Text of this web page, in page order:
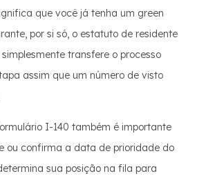
que você já tenha um green
por si só, o estatuto de residente
transfere o processo
assim que um número de visto
I-140 também é importante
ou confirma a data de prioridade do
sua posição na fila para